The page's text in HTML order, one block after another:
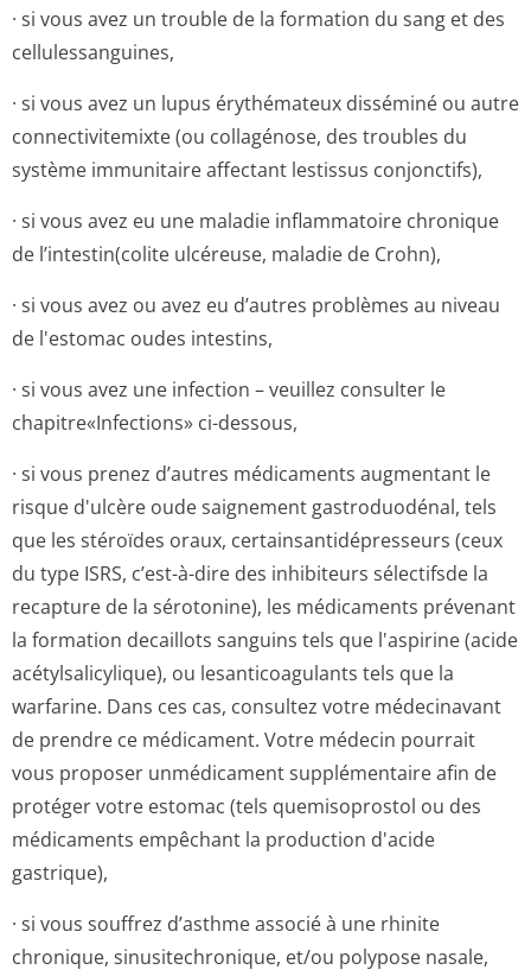
· si vous avez un trouble de la formation du sang et des
cellulessanguines,
· si vous avez un lupus érythémateux disséminé ou autre
connectivitemixte (ou collagénose, des troubles du
système immunitaire affectant lestissus conjonctifs),
· si vous avez eu une maladie inflammatoire chronique
de l’intestin(colite ulcéreuse, maladie de Crohn),
· si vous avez ou avez eu d’autres problèmes au niveau
de l'estomac oudes intestins,
· si vous avez une infection – veuillez consulter le
chapitre«Infec­tions» ci-dessous,
· si vous prenez d’autres médicaments augmentant le
risque d'ulcère oude saignement gastroduodénal, tels
que les stéroïdes oraux, certainsantidé­presseurs (ceux
du type ISRS, c’est-à-dire des inhibiteurs sélectifsde la
recapture de la sérotonine), les médicaments prévenant
la formation decaillots sanguins tels que l'aspirine (acide
acétylsalicylique), ou lesanticoagulants tels que la
warfarine. Dans ces cas, consultez votre médecinavant
de prendre ce médicament. Votre médecin pourrait
vous proposer unmédicament supplémentaire afin de
protéger votre estomac (tels quemisoprostol ou des
médicaments empêchant la production d'acide
gastrique),
· si vous souffrez d’asthme associé à une rhinite
chronique, sinusitechronique, et/ou polypose nasale,